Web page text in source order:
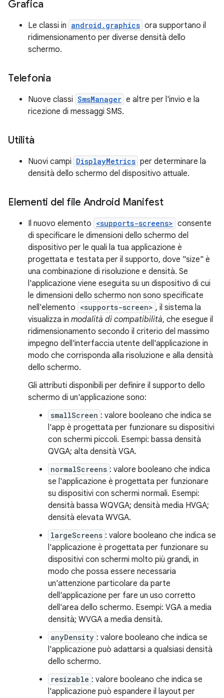
Grafica
Le classi in android.graphics ora supportano il
ridimensionamento per diverse densità dello
schermo.
Telefonia
Nuove classi SmsManager e altre per l'invio e la
ricezione di messaggi SMS.
Utilità
Nuovi campi DisplayMetrics per determinare la
densità dello schermo del dispositivo attuale.
Elementi del file Android Manifest
Il nuovo elemento <supports-screens> consente
di specificare le dimensioni dello schermo del
dispositivo per le quali la tua applicazione è
progettata e testata per il supporto, dove "size" è
una combinazione di risoluzione e densità. Se
l'applicazione viene eseguita su un dispositivo di cui
le dimensioni dello schermo non sono specificate
nell'elemento <supports-screen> , il sistema la
visualizza in modalità di compatibilità, che esegue il
ridimensionamento secondo il criterio del massimo
impegno dell'interfaccia utente dell'applicazione in
modo che corrisponda alla risoluzione e alla densità
dello schermo.
Gli attributi disponibili per definire il supporto dello
schermo di un'applicazione sono:
smallScreen : valore booleano che indica se
l'app è progettata per funzionare su dispositivi
con schermi piccoli. Esempi: bassa densità
QVGA; alta densità VGA.
normalScreens : valore booleano che indica
se l'applicazione è progettata per funzionare
su dispositivi con schermi normali. Esempi:
densità bassa WQVGA; densità media HVGA;
densità elevata WVGA.
largeScreens : valore booleano che indica se
l'applicazione è progettata per funzionare su
dispositivi con schermi molto più grandi, in
modo che possa essere necessaria
un'attenzione particolare da parte
dell'applicazione per fare un uso corretto
dell'area dello schermo. Esempi: VGA a media
densità; WVGA a media densità.
anyDensity : valore booleano che indica se
l'applicazione può adattarsi a qualsiasi densità
dello schermo.
resizable : valore booleano che indica se
l'applicazione può espandere il layout per